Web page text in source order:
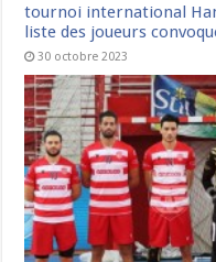
tournoi international
liste des joueurs
30 octobre 2023